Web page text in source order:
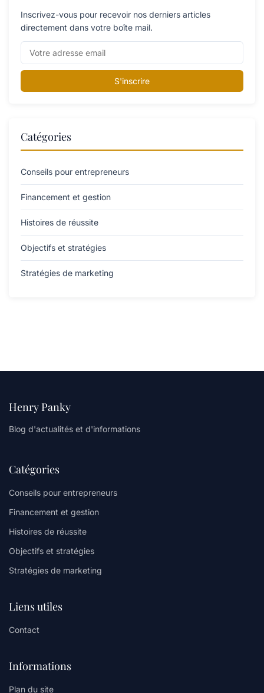
Inscrivez-vous pour recevoir nos derniers articles
directement dans votre boîte mail.
S'inscrire
Catégories
Conseils pour entrepreneurs
Financement et gestion
Histoires de réussite
Objectifs et stratégies
Stratégies de marketing
Henry Panky
Blog d'actualités et d'informations
Catégories
Conseils pour entrepreneurs
Financement et gestion
Histoires de réussite
Objectifs et stratégies
Stratégies de marketing
Liens utiles
Contact
Informations
Plan du site